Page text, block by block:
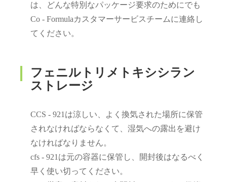
は、どんな特別なパッケージ要求のためにでも
Co - Formulaカスタマーサービスチームに連絡し
てください。
フェニルトリメトキシシラン
ストレージ
CCS - 921は涼しい、よく換気された場所に保管
されなければならなくて、湿気への露出を避け
なければなりません。
cfs - 921は元の容器に保管し、開封後はなるべく
早く使い切ってください。